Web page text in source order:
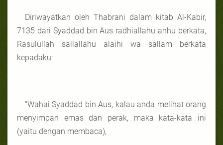
Diriwayatkan oleh Thabrani dalam kitab Al-Kabir,
7135 dari Syaddad bin Aus radhiallahu anhu berkata,
Rasulullah sallallahu alaihi wa sallam berkata
kepadaku:
"Wahai Syaddad bin Aus, kalau anda melihat orang
menyimpan emas dan perak, maka kata-kata ini
(yaitu dengan membaca),